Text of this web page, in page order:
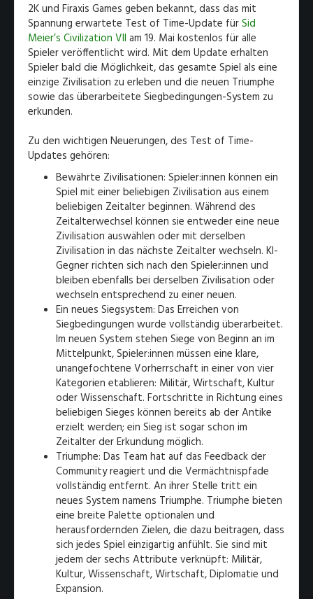
2K und Firaxis Games geben bekannt, dass das mit
Spannung erwartete Test of Time-Update fürSid
Meier’s Civilization VII am 19. Mai kostenlos für alle
Spieler veröffentlicht wird. Mit dem Update erhalten
Spieler bald die Möglichkeit, das gesamte Spiel als eine
einzige Zivilisation zu erleben und die neuen Triumphe
sowie das überarbeitete Siegbedingungen-System zu
erkunden.
Zu den wichtigen Neuerungen, des Test of Time-
Updates gehören:
Bewährte Zivilisationen: Spieler:innen können ein
Spiel mit einer beliebigen Zivilisation aus einem
beliebigen Zeitalter beginnen. Während des
Zeitalterwechsel können sie entweder eine neue
Zivilisation auswählen oder mit derselben
Zivilisation in das nächste Zeitalter wechseln. KI-
Gegner richten sich nach den Spieler:innen und
bleiben ebenfalls bei derselben Zivilisation oder
wechseln entsprechend zu einer neuen.
Ein neues Siegsystem: Das Erreichen von
Siegbedingungen wurde vollständig überarbeitet.
Im neuen System stehen Siege von Beginn an im
Mittelpunkt, Spieler:innen müssen eine klare,
unangefochtene Vorherrschaft in einer von vier
Kategorien etablieren: Militär, Wirtschaft, Kultur
oder Wissenschaft. Fortschritte in Richtung eines
beliebigen Sieges können bereits ab der Antike
erzielt werden; ein Sieg ist sogar schon im
Zeitalter der Erkundung möglich.
Triumphe: Das Team hat auf das Feedback der
Community reagiert und die Vermächtnispfade
vollständig entfernt. An ihrer Stelle tritt ein
neues System namens Triumphe. Triumphe bieten
eine breite Palette optionalen und
herausfordernden Zielen, die dazu beitragen, dass
sich jedes Spiel einzigartig anfühlt. Sie sind mit
jedem der sechs Attribute verknüpft: Militär,
Kultur, Wissenschaft, Wirtschaft, Diplomatie und
Expansion.